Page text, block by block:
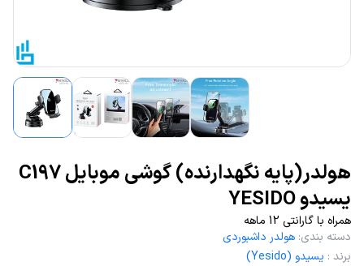
هولدر(پایه نگهدارنده) گوشی موبایل C197
یسیدو YESIDO
همراه با گارانتی 12 ماهه
دسته بندی: هولدر داشبوردی
برند : یسیدو (Yesido)